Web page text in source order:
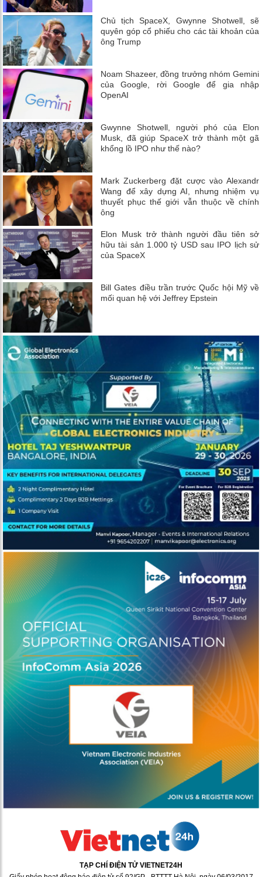
Chủ tịch SpaceX, Gwynne Shotwell, sẽ
quyên góp cổ phiếu cho các tài khoản của
ông Trump
Noam Shazeer, đồng trưởng nhóm Gemini
của Google, rời Google để gia nhập
OpenAI
Gwynne Shotwell, người phó của Elon
Musk, đã giúp SpaceX trở thành một gã
khổng lồ IPO như thế nào?
Mark Zuckerberg đặt cược vào Alexandr
Wang để xây dựng AI, nhưng nhiệm vụ
thuyết phục thế giới vẫn thuộc về chính
ông
Elon Musk trở thành người đầu tiên sở
hữu tài sản 1.000 tỷ USD sau IPO lịch sử
của SpaceX
Bill Gates điều trần trước Quốc hội Mỹ về
mối quan hệ với Jeffrey Epstein
TẠP CHÍ ĐIỆN TỬ VIETNET24H